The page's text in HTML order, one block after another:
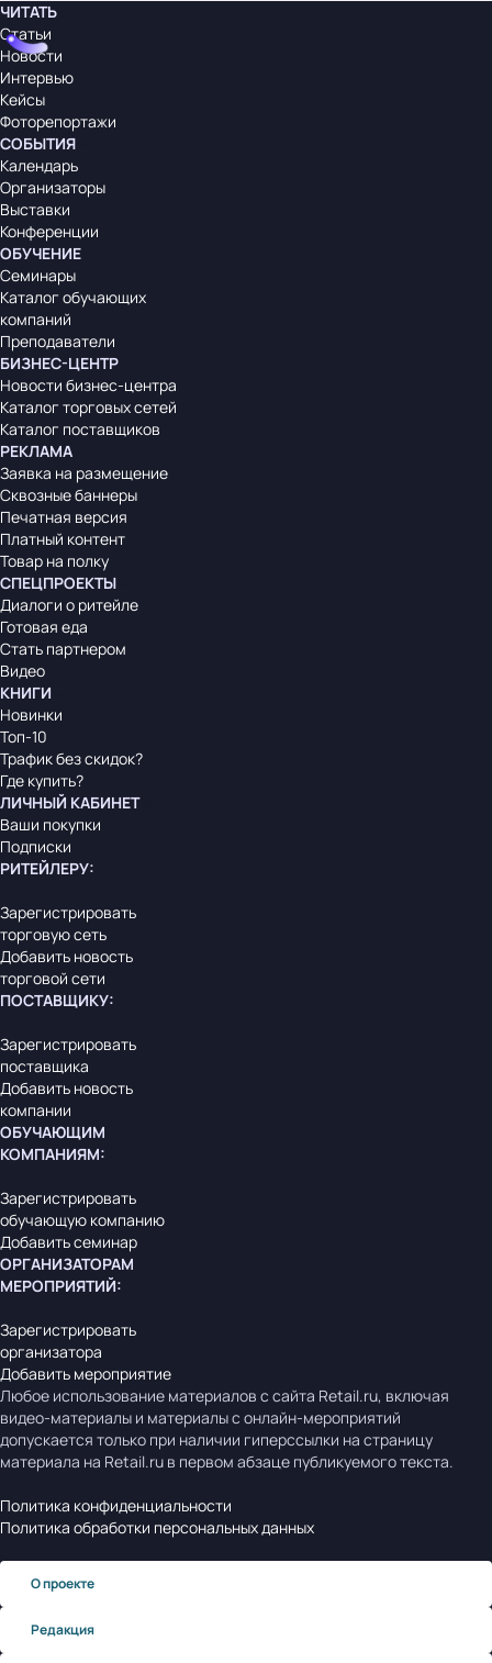
ЧИТАТЬ
Статьи
Новости
Интервью
Кейсы
Фоторепортажи
СОБЫТИЯ
Календарь
Организаторы
Выставки
Конференции
ОБУЧЕНИЕ
Семинары
Каталог обучающих
компаний
Преподаватели
БИЗНЕС-ЦЕНТР
Новости бизнес-центра
Каталог торговых сетей
Каталог поставщиков
РЕКЛАМА
Заявка на размещение
Сквозные баннеры
Печатная версия
Платный контент
Товар на полку
СПЕЦПРОЕКТЫ
Диалоги о ритейле
Готовая еда
Стать партнером
Видео
КНИГИ
Новинки
Топ-10
Трафик без скидок?
Где купить?
ЛИЧНЫЙ КАБИНЕТ
Ваши покупки
Подписки
РИТЕЙЛЕРУ:
Зарегистрировать
торговую сеть
Добавить новость
торговой сети
ПОСТАВЩИКУ:
Зарегистрировать
поставщика
Добавить новость
компании
ОБУЧАЮЩИМ
КОМПАНИЯМ:
Зарегистрировать
обучающую компанию
Добавить семинар
ОРГАНИЗАТОРАМ
МЕРОПРИЯТИЙ:
Зарегистрировать
организатора
Добавить мероприятие
Любое использование материалов с сайта Retail.ru, включая
видео-материалы и материалы с онлайн-мероприятий
допускается только при наличии гиперссылки на страницу
материала на Retail.ru в первом абзаце публикуемого текста.
Политика конфиденциальности
Политика обработки персональных данных
О проекте
Редакция